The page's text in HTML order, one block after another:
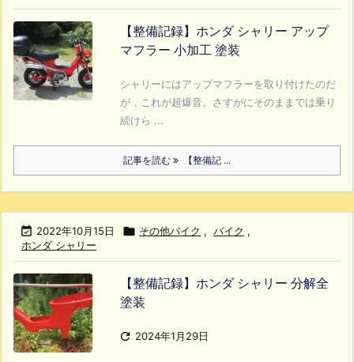
【整備記録】ホンダ シャリー アップ
マフラー 小加工 塗装
シャリーにはアップマフラーを取り付けたのだ
が，これが超爆音。さすがにそのままでは乗り
続けら ...
記事を読む 【整備記 ...
 2022年10月15日  その他バイク , バイク ,
ホンダ シャリー
【整備記録】ホンダ シャリー 分解全
塗装
 2024年1月29日